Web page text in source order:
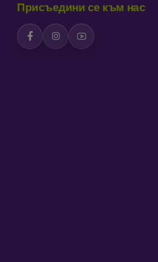
дизайн. Недостатък е, че
от рециклирани материали,
телефони, изработени от
Присъедини се към нас